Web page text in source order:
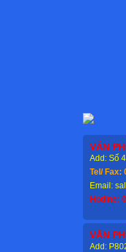
VĂN
Add: Số
Tel/ Fax:
Email:
Hotline:
VĂN
Add: